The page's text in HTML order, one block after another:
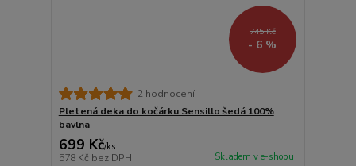
745 Kč
- 6 %
2 hodnocení
Pletená deka do kočárku Sensillo šedá 100%
bavlna
699 Kč/ks
578 Kč bez DPH Skladem v e-shopu